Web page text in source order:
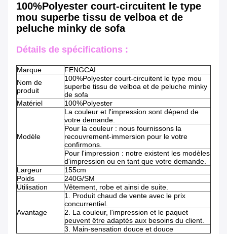
100%Polyester court-circuitent le type
mou superbe tissu de velboa et de
peluche minky de sofa
Détails de spécifications :
Marque
FENGCAI
Nom de
produit
100%Polyester court-circuitent le type mou
superbe tissu de velboa et de peluche minky
de sofa
Matériel
100%Polyester
Modèle
La couleur et l'impression sont dépend de
votre demande.
Pour la couleur : nous fournissons la
recouvrement-immersion pour le votre
confirmons.
Pour l'impression : notre existent les modèles
d'impression ou en tant que votre demande.
Largeur
155cm
Poids
240G/SM
Utilisation
Vêtement, robe et ainsi de suite.
Avantage
1. Produit chaud de vente avec le prix
concurrentiel.
2. La couleur, l'impression et le paquet
peuvent être adaptés aux besoins du client.
3. Main-sensation douce et douce